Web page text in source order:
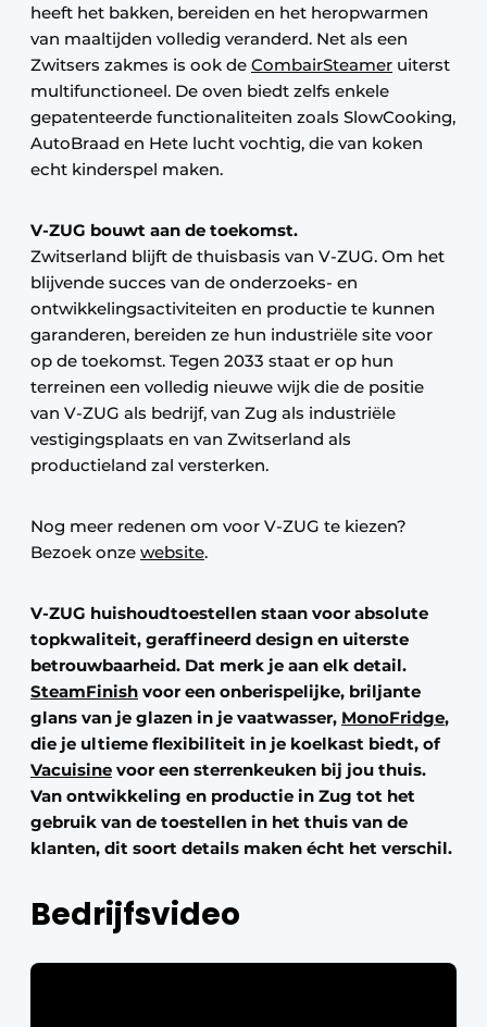
heeft het bakken, bereiden en het heropwarmen
van maaltijden volledig veranderd. Net als een
Zwitsers zakmes is ook de CombairSteamer uiterst
multifunctioneel. De oven biedt zelfs enkele
gepatenteerde functionaliteiten zoals SlowCooking,
AutoBraad en Hete lucht vochtig, die van koken
echt kinderspel maken.
V-ZUG bouwt aan de toekomst.
Zwitserland blijft de thuisbasis van V-ZUG. Om het
blijvende succes van de onderzoeks- en
ontwikkelingsactiviteiten en productie te kunnen
garanderen, bereiden ze hun industriële site voor
op de toekomst. Tegen 2033 staat er op hun
terreinen een volledig nieuwe wijk die de positie
van V-ZUG als bedrijf, van Zug als industriële
vestigingsplaats en van Zwitserland als
productieland zal versterken.
Nog meer redenen om voor V-ZUG te kiezen?
Bezoek onze website.
V-ZUG huishoudtoestellen staan voor absolute
topkwaliteit, geraffineerd design en uiterste
betrouwbaarheid. Dat merk je aan elk detail.
SteamFinish voor een onberispelijke, briljante
glans van je glazen in je vaatwasser, MonoFridge,
die je ultieme flexibiliteit in je koelkast biedt, of
Vacuisine voor een sterrenkeuken bij jou thuis.
Van ontwikkeling en productie in Zug tot het
gebruik van de toestellen in het thuis van de
klanten, dit soort details maken écht het verschil.
Bedrijfsvideo